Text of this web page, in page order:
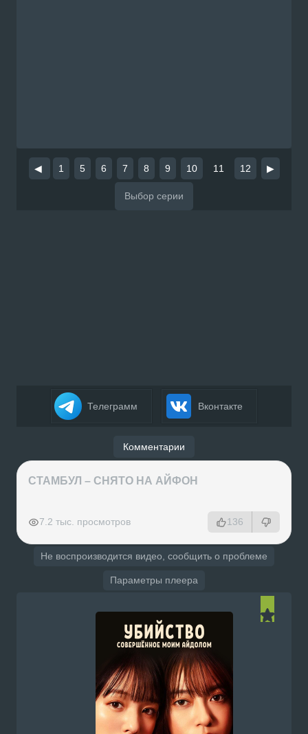
◀ 1 5 6 7 8 9 10 11 12 ▶
Телеграмм Вконтакте
Комментарии
СТАМБУЛ – СНЯТО НА АЙФОН
7.2 тыс. просмотров 136
Не воспроизводится видео, сообщить о проблеме
Параметры плеера